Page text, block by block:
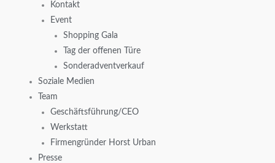
Kontakt
Event
Shopping Gala
Tag der offenen Türe
Sonderadventverkauf
Soziale Medien
Team
Geschäftsführung/CEO
Werkstatt
Firmengründer Horst Urban
Presse